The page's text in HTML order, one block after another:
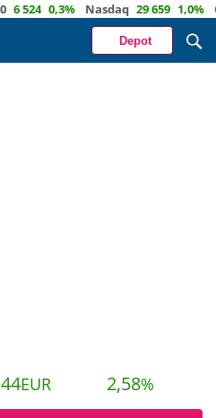
0,3% Nasdaq 29 659 1,0% Öl
Depot
EUR 2,58%